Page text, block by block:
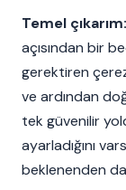
Temel çıkarım:
açısından bir
gerektiren
ve ardından
tek güvenilir
ayarladığını
beklenenden